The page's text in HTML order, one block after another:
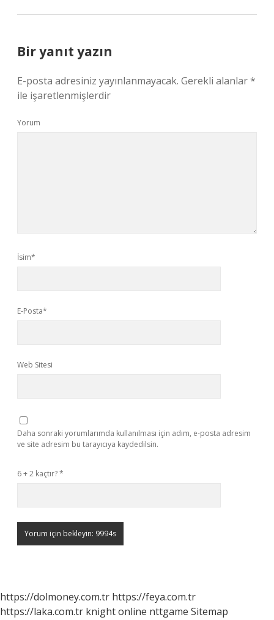
Bir yanıt yazın
E-posta adresiniz yayınlanmayacak. Gerekli alanlar*
ile işaretlenmişlerdir
Yorum
İsim*
E-Posta*
Web Sitesi
Daha sonraki yorumlarımda kullanılması için adım, e-posta adresim
ve site adresim bu tarayıcıya kaydedilsin.
6 + 2 kaçtır?*
https://dolmoney.com.tr https://feya.com.tr
https://laka.com.tr knight online nttgame Sitemap